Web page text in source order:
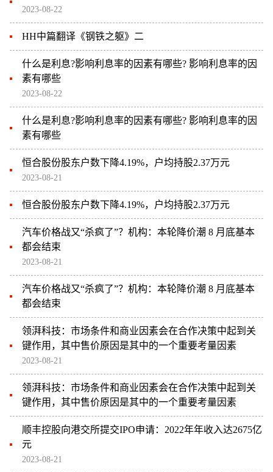
2023-08-22
HH中篇翻译《钢铁之躯》二
什么是利息?影响利息率的因素有哪些? 影响利息率的因
素有哪些
2023-08-22
什么是利息?影响利息率的因素有哪些? 影响利息率的因
素有哪些
恒合股份股东户数下降4.19%，户均持股2.37万元
2023-08-21
恒合股份股东户数下降4.19%，户均持股2.37万元
汽车价格战又“杀疯了”？机构：本轮降价潮 8 月底基本
都会结束
2023-08-21
汽车价格战又“杀疯了”？机构：本轮降价潮 8 月底基本
都会结束
领湃科技：市场条件和商业因素会在合作决策中起到关
键作用，其中售价原因是其中的一个重要考量因素
2023-08-21
领湃科技：市场条件和商业因素会在合作决策中起到关
键作用，其中售价原因是其中的一个重要考量因素
顺丰控股向港交所提交IPO申请：2022年年收入达2675亿
元
2023-08-21